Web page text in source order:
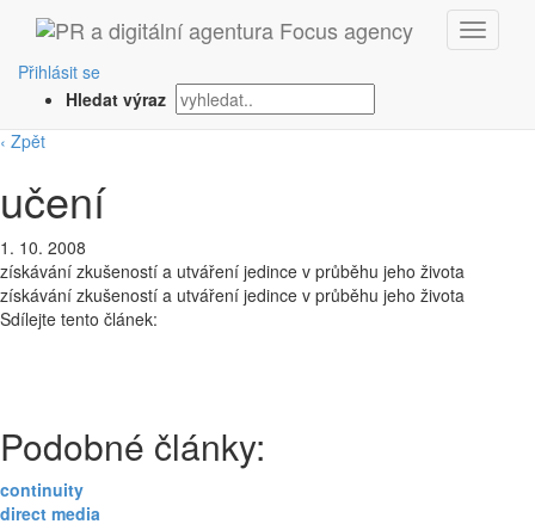
Přihlásit se
Hledat výraz
‹ Zpět
učení
1. 10. 2008
získávání zkušeností a utváření jedince v průběhu jeho života
získávání zkušeností a utváření jedince v průběhu jeho života
Sdílejte tento článek:
Podobné články:
continuity
direct media